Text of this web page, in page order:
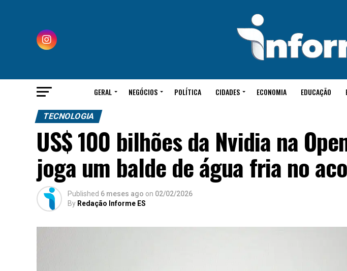
GERAL NEGÓCIOS POLÍTICA CIDADES ECONOMIA EDUCAÇÃO
TECNOLOGIA
US$ 100 bilhões da Nvidia na
joga um balde de água fria no
Published 6 meses ago on 02/02/2026
By Redação Informe ES